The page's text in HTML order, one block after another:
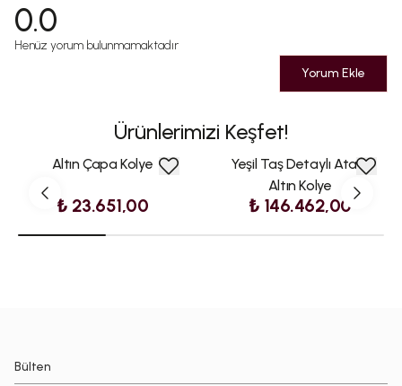
0.0
Henüz yorum bulunmamaktadır
Yorum Ekle
Ürünlerimizi Keşfet!
Altın Çapa Kolye
₺ 23.651,00
Yeşil Taş Detaylı Ataçlı
Altın Kolye
₺ 146.462,00
Bülten